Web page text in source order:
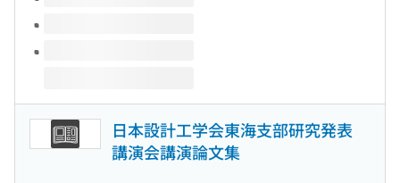
日本設計工学会東海支部研究発表
講演会講演論文集